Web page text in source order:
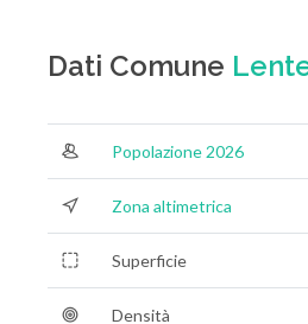
Dati Comune
Popolazione 2026
Zona altimetrica
Superficie
Densità